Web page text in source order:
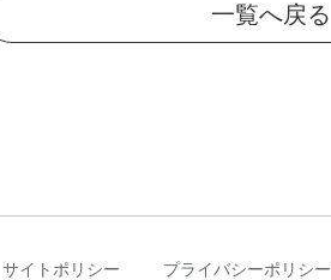
一覧へ戻る
サイトポリシー プライバシーポリシー